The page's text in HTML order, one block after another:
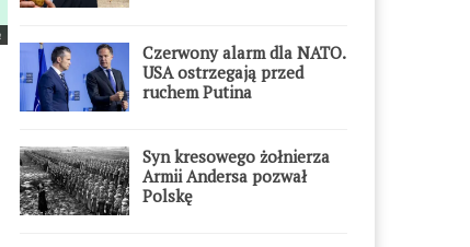
Czerwony alarm dla NATO.
USA ostrzegają przed
ruchem Putina
Syn kresowego żołnierza
Armii Andersa pozwał
Polskę